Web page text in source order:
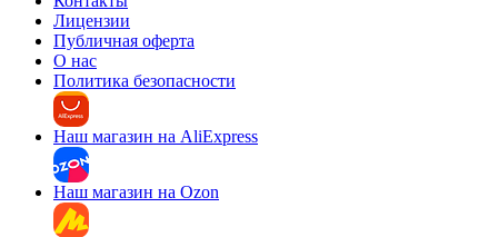
Лицензии
Публичная оферта
О нас
Политика безопасности
Наш магазин на AliExpress
Наш магазин на Ozon